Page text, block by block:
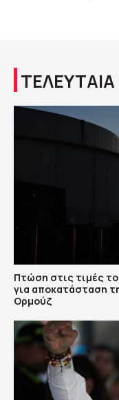
Πτώση στις τιμές
για αποκατάσταση
Ορμούζ